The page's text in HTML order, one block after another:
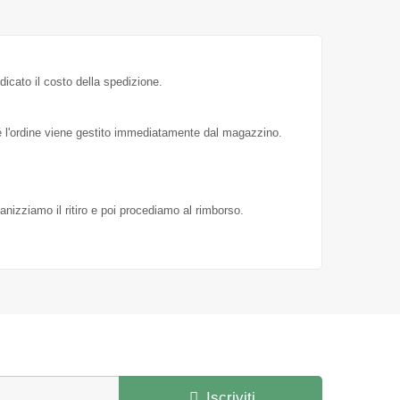
il costo della spedizione.
viene gestito immediatamente dal magazzino.
il ritiro e poi procediamo al rimborso.